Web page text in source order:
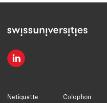
Netiquette Colophon